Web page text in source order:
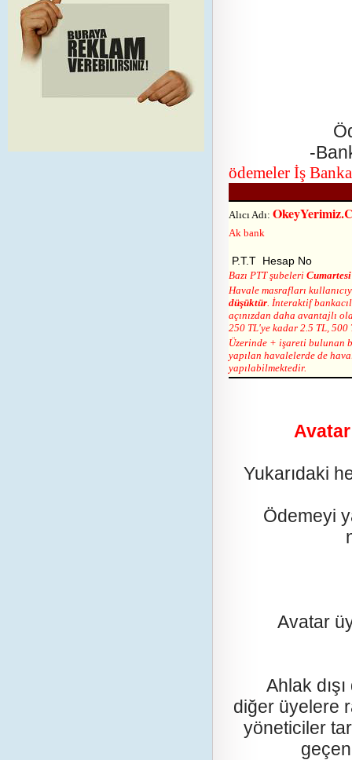
-
ödemeler İş
Alıcı Adı:
Ak bank
P.T.T Hesap No
Bazı PTT şubeleri
Havale masrafları
düşüktür. İnteraktif
açınızdan daha avantajlı
250 TL'ye kadar 2.5 TL, 500
Üzerinde + işareti bulunan
yapılan havalelerde de
yapılabilmektedir.
Yukarıdaki
Ödemeyi
Avatar
Ahlak dışı
diğer üyelere
yöneticiler